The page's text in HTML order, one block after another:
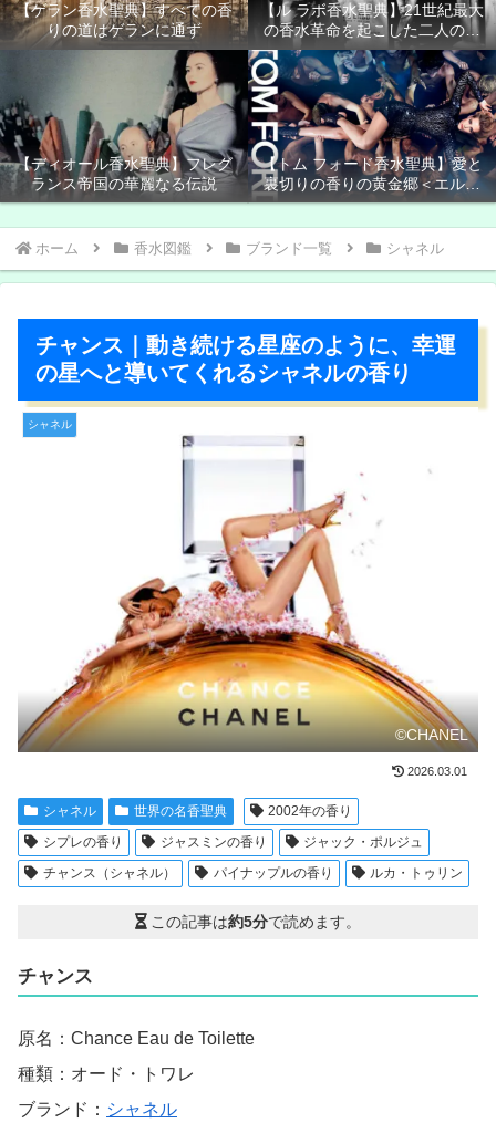
【ゲラン香水聖典】すべての香
りの道はゲランに通ず
【ル ラボ香水聖典】21世紀最大
の香水革命を起こした二人の男
たち
【ディオール香水聖典】フレグ
ランス帝国の華麗なる伝説
【トム フォード香水聖典】愛と
裏切りの香りの黄金郷＜エルド
ラド＞
ホーム 香水図鑑 ブランド一覧 シャネル
チャンス｜動き続ける星座のように、幸運
の星へと導いてくれるシャネルの香り
シャネル
©CHANEL
2026.03.01
シャネル 世界の名香聖典
2002年の香り
シプレの香り
ジャスミンの香り
ジャック・ポルジュ
チャンス（シャネル）
パイナップルの香り ルカ・トゥリン
この記事は約5分で読めます。
チャンス
原名：Chance Eau de Toilette
種類：オード・トワレ
ブランド： シャネル